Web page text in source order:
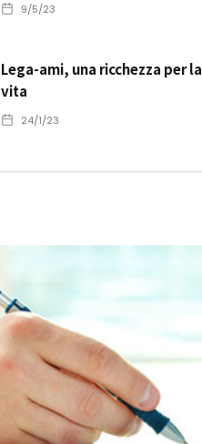
9/5/23
Lega-ami, una ricchezza per la
vita
24/1/23